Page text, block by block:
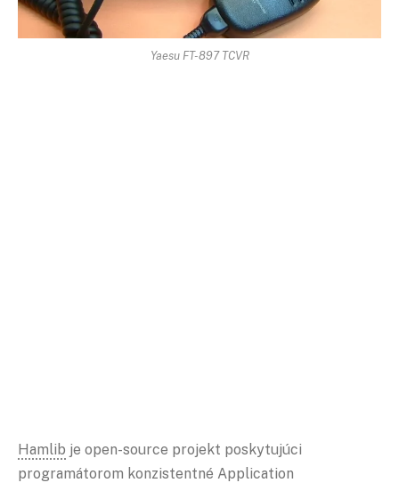
Yaesu FT-897 TCVR
Hamlib je open-source projekt poskytujúci
programátorom konzistentné Application